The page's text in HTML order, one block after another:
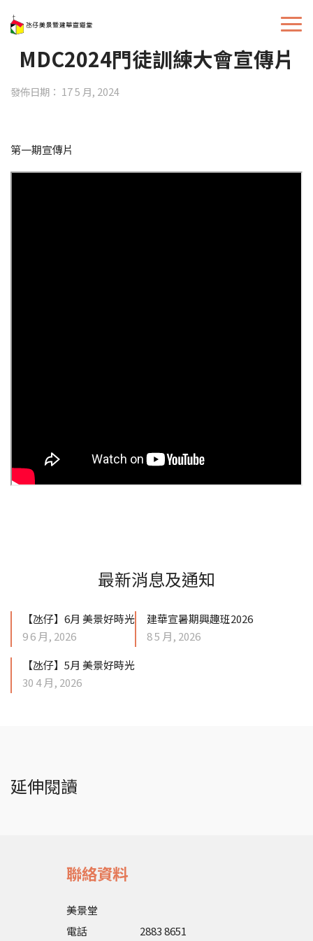
MDC2024門徒訓練大會宣傳片
發佈日期： 17 5 月, 2024
第一期宣傳片
最新消息及通知
【氹仔】6月 美景好時光
9 6 月, 2026
建華宣暑期興趣班2026
8 5 月, 2026
【氹仔】5月 美景好時光
30 4 月, 2026
延伸閱讀
聯絡資料
美景堂
電話
2883 8651